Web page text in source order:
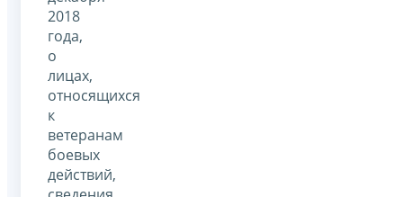
2018
года,
о
лицах,
относящихся
к
ветеранам
боевых
действий,